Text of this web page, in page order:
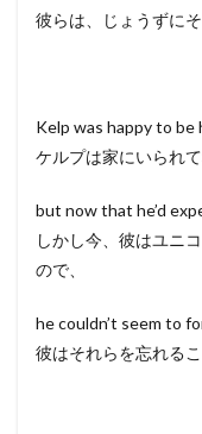
彼らは、じょうずにそ
Kelp was happy to be
ケルプは家にいられて
but now that he’d
しかし今、彼はユニ
ので、
he couldn’t seem to
彼はそれらを忘れる